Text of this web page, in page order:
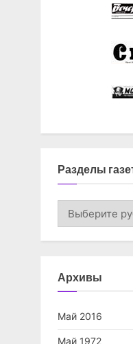
Разделы
Разделы
Архивы
Май 2016
Май 1972